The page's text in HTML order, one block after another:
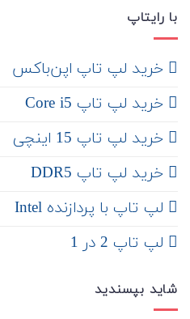
با رایتاپ
‌ خرید لپ تاپ اپن‌باکس
خرید لپ تاپ Core i5
‌‌ خرید لپ تاپ 15 اینچی
خرید لپ تاپ DDR5
لپ تاپ با پردازنده Intel
لپ تاپ 2 در 1
شاید بپسندید